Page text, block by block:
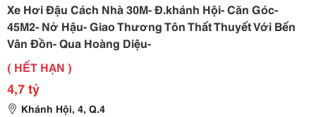
Xe Hơi Đậu Cách Nhà 30M- Đ.khánh Hội- Căn Góc-
45M2- Nở Hậu- Giao Thương Tôn Thất Thuyết Với Bến
Vân Đồn- Qua Hoàng Diệu-
( HẾT HẠN )
4,7 tỷ
Khánh Hội, 4, Q.4